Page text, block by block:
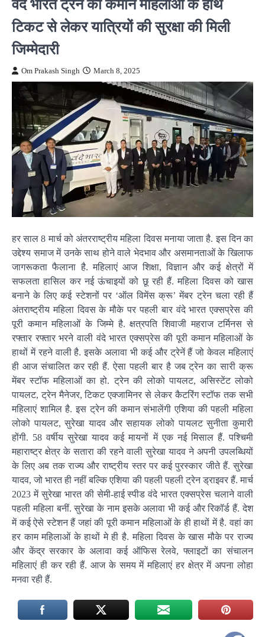
टिकट से लेकर यात्रियों की सुरक्षा की मिली
जिम्मेदारी
Om Prakash Singh March 8, 2025
हर साल 8 मार्च को अंतरराष्ट्रीय महिला दिवस मनाया जाता है. इस दिन का
उद्देश्य समाज में उनके साथ होने वाले भेदभाव और असमानताओं के खिलाफ
जागरूकता फैलाना है. महिलाएं आज शिक्षा, विज्ञान और कई क्षेत्रों में
सफलता हासिल कर नई ऊंचाइयों को छू रही हैं. महिला दिवस को खास
बनाने के लिए कई स्टेशनों पर ‘ऑल विमेंस क्रू’ मेंबर ट्रेन चला रही हैं
अंतराष्ट्रीय महिला दिवस के मौके पर पहली बार वंदे भारत एक्सप्रेस की
पूरी कमान महिलाओं के जिम्मे है. क्षत्रपति शिवाजी महराज टर्मिनस से
रफ्तार रफ्तार भरने वाली वंदे भारत एक्सप्रेस की पूरी कमान महिलाओं के
हाथों में रहने वाली है. इसके अलावा भी कई और ट्रेनें हैं जो केवल महिलाएं
ही आज संचालित कर रही हैं. ऐसा पहली बार है जब ट्रेन का सारी क्रू
मेंबर स्टॉफ महिलाओं का हो. ट्रेन की लोको पायलट, असिस्टेंट लोको
पायलट, ट्रेन मैनेजर, टिकट एक्जामिनर से लेकर कैटरिंग स्टॉफ तक सभी
महिलाएं शामिल है. इस ट्रेन की कमान संभालेंगी एशिया की पहली महिला
लोको पायलट, सुरेखा यादव और सहायक लोको पायलट सुनीता कुमारी
होंगी. 58 वर्षीय सुरेखा यादव कई मायनों में एक नई मिसाल हैं. पश्चिमी
महाराष्ट्र क्षेत्र के सतारा की रहने वाली सुरेखा यादव ने अपनी उपलब्धियों
के लिए अब तक राज्य और राष्ट्रीय स्तर पर कई पुरस्कार जीते हैं. सुरेखा
यादव, जो भारत ही नहीं बल्कि एशिया की पहली पहली ट्रेन ड्राइवर हैं. मार्च
2023 में सुरेखा भारत की सेमी-हाई स्पीड वंदे भारत एक्सप्रेस चलाने वाली
पहली महिला बनीं. सुरेखा के नाम इसके अलावा भी कई और रिकॉर्ड हैं. देश
में कई ऐसे स्टेशन हैं जहां की पूरी कमान महिलाओं के ही हाथों में है. वहां का
हर काम महिलाओं के हाथों मे ही है. महिला दिवस के खास मौके पर राज्य
और केंद्र सरकार के अलावा कई ऑफिस रेलवे, फ्लाइटों का संचालन
महिलाएं ही कर रही हैं. आज के समय में महिलाएं हर क्षेत्र में अपना लोहा
मनवा रही हैं.